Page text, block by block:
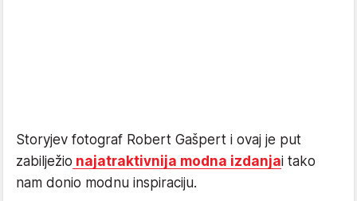
Storyjev fotograf Robert Gašpert i ovaj je put
zabilježio najatraktivnija modna izdanjai tako
nam donio modnu inspiraciju.